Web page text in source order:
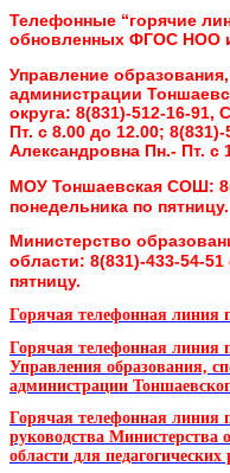
Телефонные “горячие
обновленных ФГОС
Управление
администрации
округа: 8(831)-512-16-91,
Пт. с 8.00 до 12.00;
Александровна Пн.- Пт. с
МОУ Тоншаевская СОШ:
понедельника по пятницу.
Министерство
области: 8(831)-433-54-
пятницу.
Горячая телефонная линия
Горячая телефонная линия
Управления образования,
администрации
Горячая телефонная линия
руководства Министерства
области для педагогических